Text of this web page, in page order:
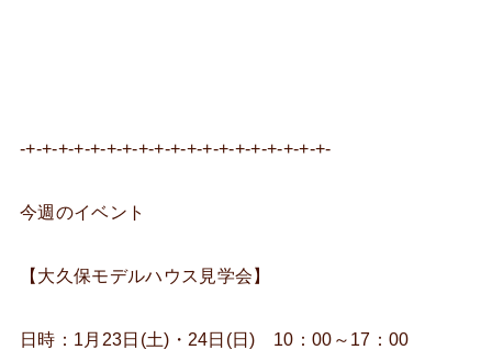
-+-+-+-+-+-+-+-+-+-+-+-+-+-+-+-+-+-+-+-
今週のイベント
【大久保モデルハウス見学会】
日時：1月23日(土)・24日(日) 10：00～17：00